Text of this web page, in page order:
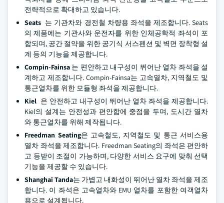
전략적으로 확대하고 있습니다.
Seats 는 기관차와 경전철 차량용 좌석을 제조합니다. Seats
의 제품에는 기관사와 운전자를 위한 인체공학적 좌석이 포
함되며, 공간 절약을 위한 공기식 서스펜션 및 벽면 장착형 설
계 등의 기능을 제공합니다.
Compin-Fainsa 는 편안하고 내구성이 뛰어난 열차 좌석을 설
계하고 제조합니다. Compin-Fainsa는 고속열차, 지역철도 및
통근열차를 위한 모듈형 좌석을 제공합니다.
Kiel 은 안전하고 내구성이 뛰어난 열차 좌석을 제공합니다.
Kiel의 설계는 안전성과 편안함에 중점을 두며, 도시간 열차
와 통근열차를 위해 제작됩니다.
Freedman Seating은 고속철도, 지역철도 및 통근 서비스용
열차 좌석을 제조합니다. Freedman Seating의 좌석은 편안하
고 등받이 조절이 가능하며, 다양한 서비스 요구에 맞춰 선택
기능을 제공할 수 있습니다.
Shanghai Tanda는 가볍고 내화성이 뛰어난 열차 좌석을 제조
합니다. 이 좌석은 고속열차와 EMU 열차를 포함한 여객열차
용으로 설계됩니다.